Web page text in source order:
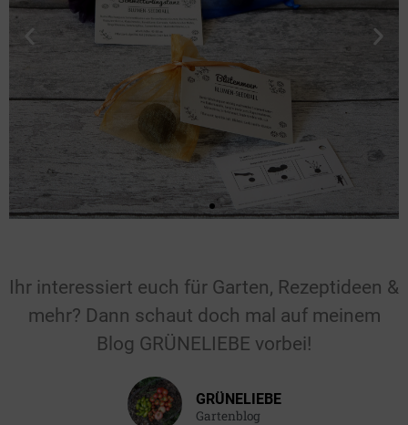
Feiern
Gastgeschenk für die Hochzeit, den
Geburtstag, die Taufe oder einen
Hier klicken
Ihr interessiert euch für Garten, Rezeptideen &
mehr? Dann schaut doch mal auf meinem
Blog GRÜNELIEBE vorbei!
GRÜNELIEBE
Gartenblog